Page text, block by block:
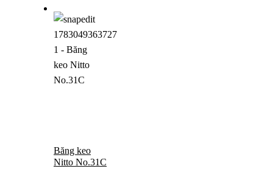
Băng keo
Nitto No.31C